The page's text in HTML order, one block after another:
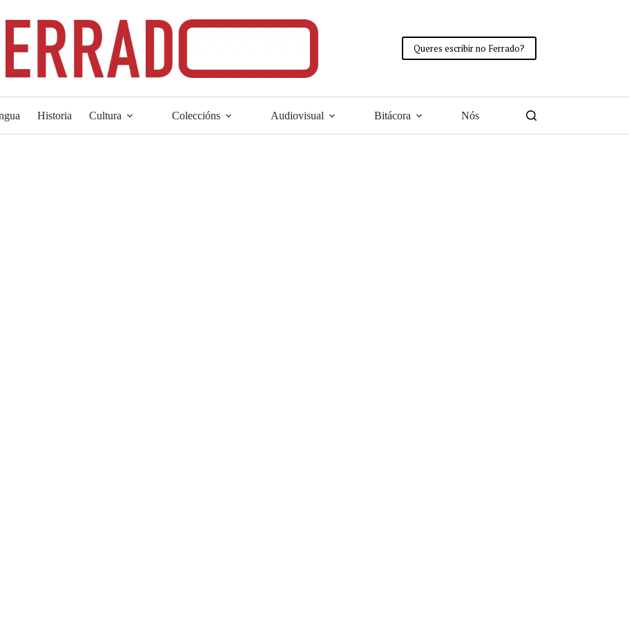
Queres escribir no Ferrado?
Historia Cultura Coleccións Audiovisual Bitácora Nós